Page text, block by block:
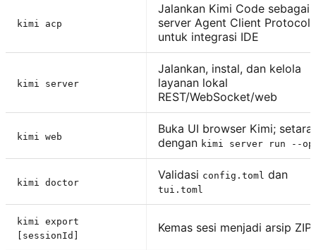
kimi acp
Jalankan Kimi Code sebagai
server Agent Client Protocol
untuk integrasi IDE
kimi server
Jalankan, instal, dan kelola
layanan lokal
REST/WebSocket/web
kimi web
Buka UI browser Kimi; setara
dengan kimi server run --
kimi doctor
Validasi config.toml dan
tui.toml
kimi export
[sessionId]
Kemas sesi menjadi arsip ZIP